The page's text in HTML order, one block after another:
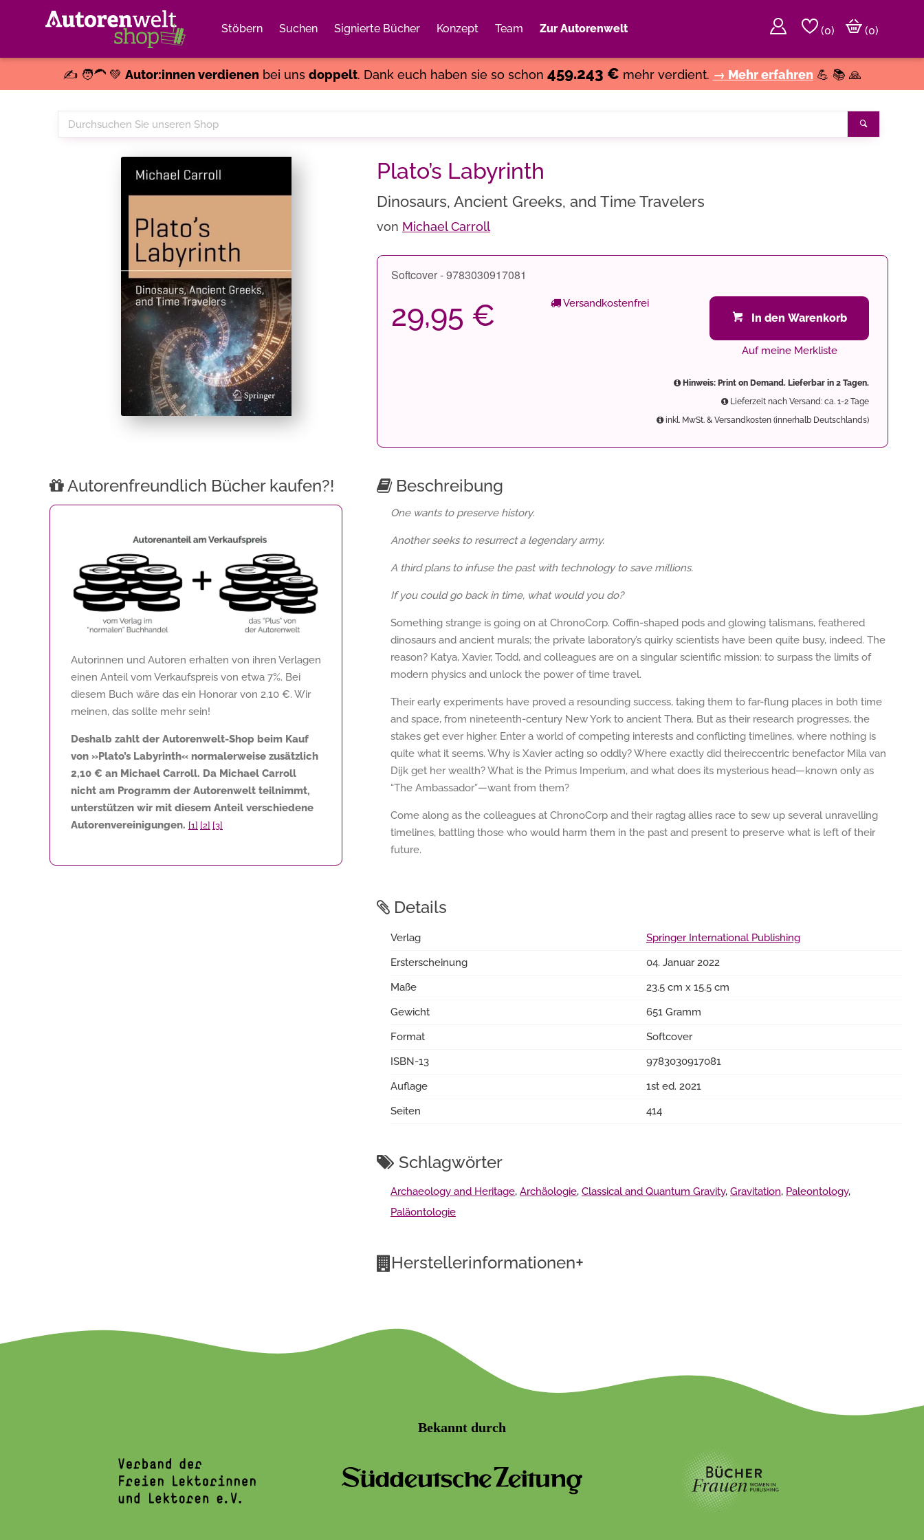
Stöbern Suchen Signierte Bücher Konzept Team Zur Autorenwelt (0)
(0)
✍️ 🧑‍🦱 💚 Autor:innen verdienenbei uns doppelt. Dank euch haben sie so schon 459.243 € mehr verdient. → Mehr erfahren 💪 📚 🙏
Durchsuchen
Sie
Plato’s Labyrinth
Dinosaurs, Ancient Greeks, and Time Travelers
von Michael Carroll
Softcover - 9783030917081
29,95 € Versandkostenfrei
In den Warenkorb
Auf meine Merkliste
Hinweis: Print on Demand. Lieferbar in 2 Tagen.
Lieferzeit nach Versand: ca. 1-2 Tage
inkl. MwSt. & Versandkosten (innerhalb Deutschlands)
Autorenfreundlich Bücher kaufen?!
Autorinnen und Autoren erhalten von ihren Verlagen
einen Anteil vom Verkaufspreis von etwa 7%. Bei
diesem Buch wäre das ein Honorar von 2,10 €. Wir
meinen, das sollte mehr sein!
Deshalb zahlt der Autorenwelt-Shop beim Kauf
von »Plato’s Labyrinth« normalerweise zusätzlich
2,10 € an Michael Carroll. Da Michael Carroll
nicht am Programm der Autorenwelt teilnimmt,
unterstützen wir mit diesem Anteil verschiedene
Autorenvereinigungen. [1] [2] [3]
Beschreibung
One wants to preserve history.
Another seeks to resurrect a legendary army.
A third plans to infuse the past with technology to save millions.
If you could go back in time, what would you do?
Something strange is going on at ChronoCorp. Coffin-shaped pods and glowing talismans, feathered
dinosaurs and ancient murals; the private laboratory’s quirky scientists have been quite busy, indeed. The
reason? Katya, Xavier, Todd, and colleagues are on a singular scientific mission: to surpass the limits of
modern physics and unlock the power of time travel.
Their early experiments have proved a resounding success, taking them to far-flung places in both time
and space, from nineteenth-century New York to ancient Thera. But as their research progresses, the
stakes get ever higher. Enter a world of competing interests and conflicting timelines, where nothing is
quite what it seems. Why is Xavier acting so oddly? Where exactly did theireccentric benefactor Mila van
Dijk get her wealth? What is the Primus Imperium, and what does its mysterious head—known only as
“The Ambassador”—want from them?
Come along as the colleagues at ChronoCorp and their ragtag allies race to sew up several unravelling
timelines, battling those who would harm them in the past and present to preserve what is left of their
future.
Details
Verlag
Springer International Publishing
Ersterscheinung
04. Januar 2022
Maße
23.5 cm x 15.5 cm
Gewicht
651 Gramm
Format
Softcover
ISBN-13
9783030917081
Auflage
1st ed. 2021
Seiten
414
Schlagwörter
Archaeology and Heritage, Archäologie, Classical and Quantum Gravity, Gravitation, Paleontology,
Paläontologie
Herstellerinformationen+
Bekannt durch